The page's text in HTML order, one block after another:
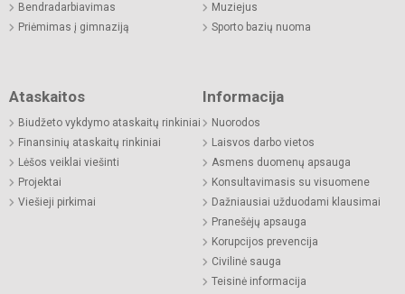
Bendradarbiavimas
Priėmimas į gimnaziją
Muziejus
Sporto bazių nuoma
Ataskaitos
Biudžeto vykdymo ataskaitų rinkiniai
Finansinių ataskaitų rinkiniai
Lėšos veiklai viešinti
Projektai
Viešieji pirkimai
Informacija
Nuorodos
Laisvos darbo vietos
Asmens duomenų apsauga
Konsultavimasis su visuomene
Dažniausiai užduodami klausimai
Pranešėjų apsauga
Korupcijos prevencija
Civilinė sauga
Teisinė informacija